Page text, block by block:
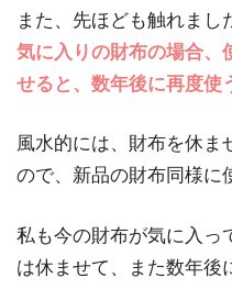
また、先ほども触れまし
気に入りの財布の場合、
せると、数年後に再度使
風水的には、財布を休ま
ので、新品の財布同様に
私も今の財布が気に入っ
は休ませて、また数年後